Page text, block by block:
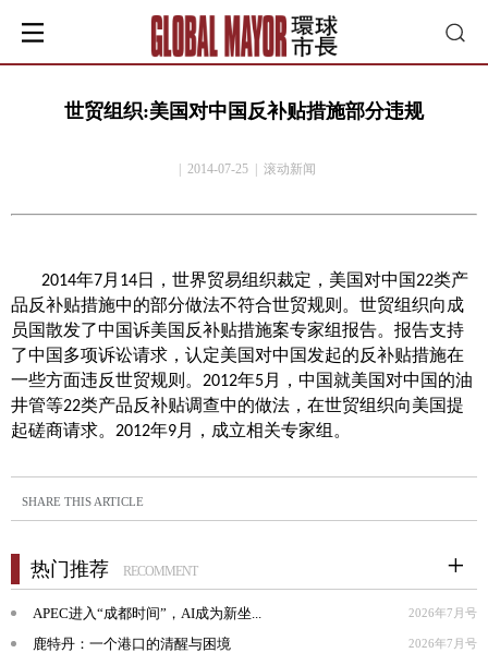
世贸组织:美国对中国反补贴措施部分违规
| 2014-07-25 | 滚动新闻
2014年7月 14日，世界贸易组织裁定，美国对中国22类产
品反补贴措施中的部分做法不符合世贸规则。世贸组织向成
员国散发了中国诉美国反补贴措施案专家组报告。报告支持
了中国多项诉讼请求，认定美国对中国发起的反补贴措施在
一些方面违反世贸规则。 2012年5月，中国就美国对中国的油
井管等22类产品反补贴调查中的做法，在世贸组织向美国提
起磋商请求。 2012年9月，成立相关专家组。
SHARE THIS ARTICLE
热门推荐 RECOMMENT
APEC进入“成都时间”，AI成为新坐... 2026年7月号
鹿特丹：一个港口的清醒与困境 2026年7月号